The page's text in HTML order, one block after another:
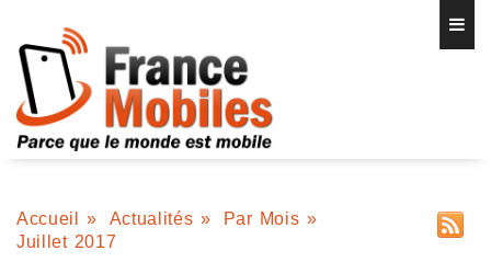
Accueil » Actualités » Par Mois »
Juillet 2017